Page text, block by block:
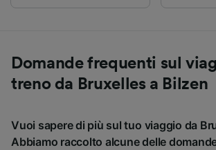
Domande frequenti sul
treno da Bruxelles a Bilzen
Vuoi sapere di più sul tuo viaggio da
Abbiamo raccolto alcune delle